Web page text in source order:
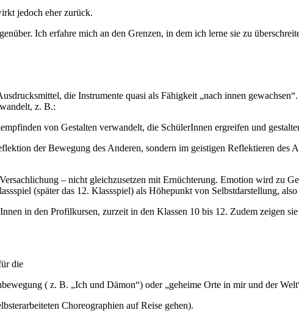
jedoch eher zurück.
Ich erfahre mich an den Grenzen, in dem ich lerne sie zu
die Instrumente quasi als Fähigkeit „nach innen
z. B.:
von Gestalten verwandelt, die SchülerInnen ergreifen und
der Bewegung des Anderen, sondern im geistigen Reflektieren des
– nicht gleichzusetzen mit Ernüchterung. Emotion wird zu
(später das 12. Klassspiel) als Höhepunkt von Selbstdarstellung,
in den Profilkursen, zurzeit in den Klassen 10 bis 12. Zudem zeigen
die
( z. B. „Ich und Dämon“) oder „geheime Orte in mir und der
Choreographien auf Reise gehen).